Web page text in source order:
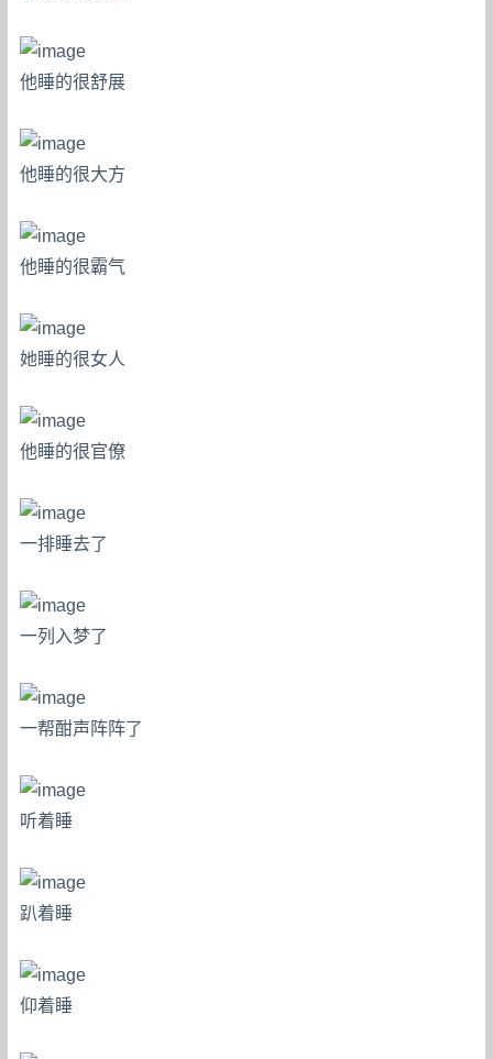
他睡的很舒展
他睡的很大方
他睡的很霸气
她睡的很女人
他睡的很官僚
一排睡去了
一列入梦了
一帮酣声阵阵了
听着睡
趴着睡
仰着睡